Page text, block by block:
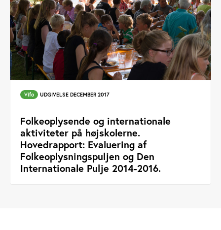
Vifo UDGIVELSE DECEMBER 2017
Folkeoplysende og internationale
aktiviteter på højskolerne.
Hovedrapport: Evaluering af
Folkeoplysningspuljen og Den
Internationale Pulje 2014-2016.